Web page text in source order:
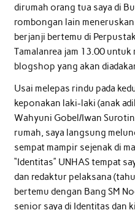
dirumah orang tua saya di
rombongan lain
berjanji bertemu di
Tamalanrea jam 13.00
blogshop yang akan
Usai melepas rindu pada
keponakan laki-laki (anak
Wahyuni Gobel/Iwan
rumah, saya langsung
sempat mampir sejenak di
“Identitas” UNHAS tempat
dan redaktur pelaksana
bertemu dengan Bang SM
senior saya di Identitas dan